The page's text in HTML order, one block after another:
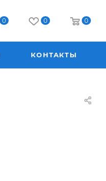
0 0 0
КОНТАКТЫ